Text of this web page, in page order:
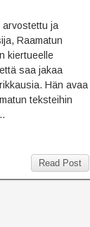
arvostettu ja
Raamatun
kiertueelle
saa jakaa
Hän avaa
teksteihin
Read Post